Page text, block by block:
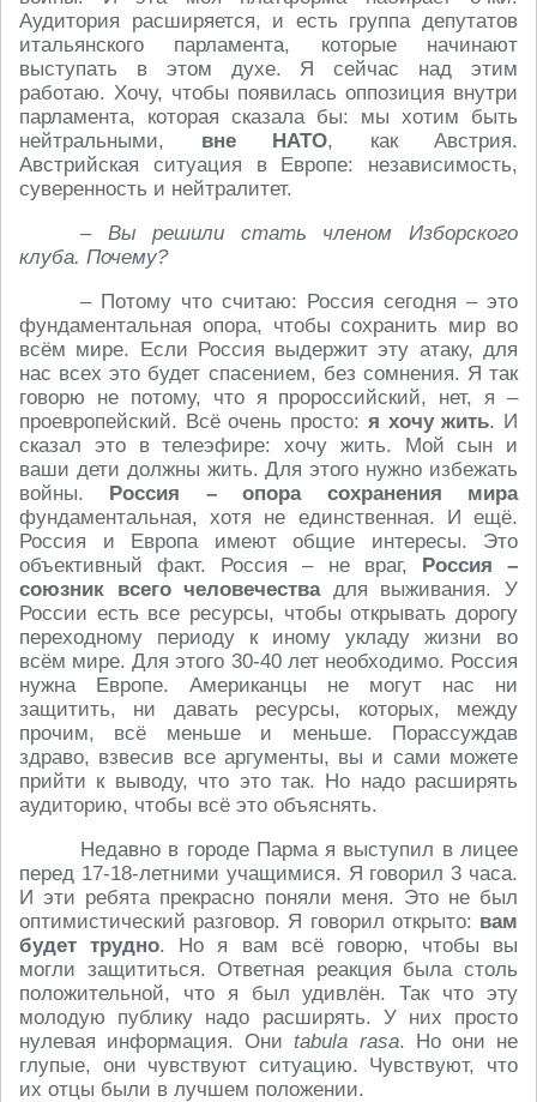
Аудитория расширяется, и есть группа депутатов
итальянского парламента, которые начинают
выступать в этом духе. Я сейчас над этим
работаю. Хочу, чтобы появилась оппозиция внутри
парламента, которая сказала бы: мы хотим быть
нейтральными, вне НАТО, как Австрия.
Австрийская ситуация в Европе: независимость,
суверенность и нейтралитет.
– Вы решили стать членом Изборского
клуба. Почему?
– Потому что считаю: Россия сегодня – это
фундаментальная опора, чтобы сохранить мир во
всём мире. Если Россия выдержит эту атаку, для
нас всех это будет спасением, без сомнения. Я так
говорю не потому, что я пророссийский, нет, я –
проевропейский. Всё очень просто: я хочу жить. И
сказал это в телеэфире: хочу жить. Мой сын и
ваши дети должны жить. Для этого нужно избежать
войны. Россия – опора сохранения мира
фундаментальная, хотя не единственная. И ещё.
Россия и Европа имеют общие интересы. Это
объективный факт. Россия – не враг, Россия –
союзник всего человечествадля выживания. У
России есть все ресурсы, чтобы открывать дорогу
переходному периоду к иному укладу жизни во
всём мире. Для этого 30-40 лет необходимо. Россия
нужна Европе. Американцы не могут нас ни
защитить, ни давать ресурсы, которых, между
прочим, всё меньше и меньше. Порассуждав
здраво, взвесив все аргументы, вы и сами можете
прийти к выводу, что это так. Но надо расширять
аудиторию, чтобы всё это объяснять.
Недавно в городе Парма я выступил в лицее
перед 17-18-летними учащимися. Я говорил 3 часа.
И эти ребята прекрасно поняли меня. Это не был
оптимистический разговор. Я говорил открыто: вам
будет трудно. Но я вам всё говорю, чтобы вы
могли защититься. Ответная реакция была столь
положительной, что я был удивлён. Так что эту
молодую публику надо расширять. У них просто
нулевая информация. Ониtabula rasa. Но они не
глупые, они чувствуют ситуацию. Чувствуют, что
их отцы были в лучшем положении.